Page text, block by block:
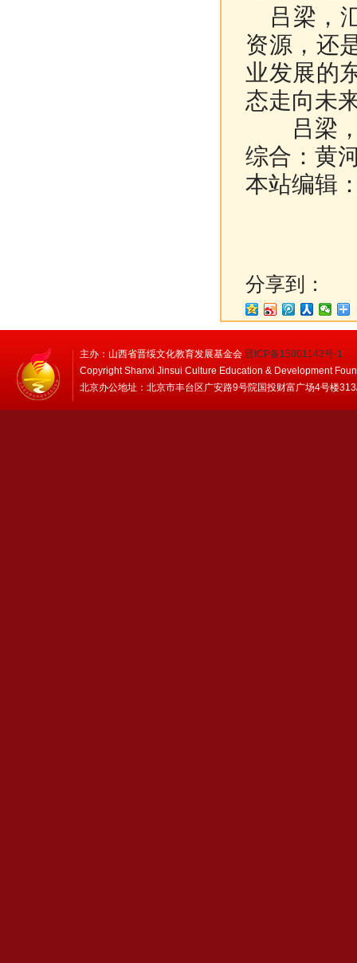
吕梁，
资源，还
业发展的
态走向未
吕梁，
综合：黄
本站编辑
分享到：
主办：山西省晋绥文化教育发展基金会 晋ICP备15001143号-1
Copyright Shanxi Jinsui Culture Education & Development
北京办公地址：北京市丰台区广安路9号院国投财富广场4号楼